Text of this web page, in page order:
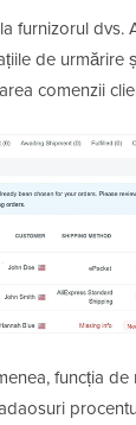
furnizorul dvs.
de urmărire
comenzii
funcția